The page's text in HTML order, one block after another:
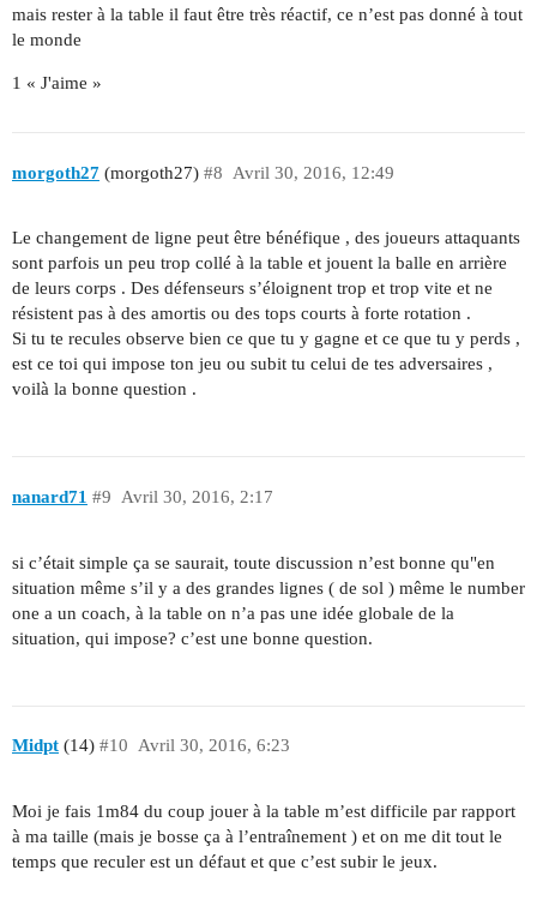
mais rester à la table il faut être très réactif, ce n’est pas donné à tout
le monde
1 « J'aime »
morgoth27 (morgoth27) Avril 30, 2016, 12:49
#8
Le changement de ligne peut être bénéfique , des joueurs attaquants
sont parfois un peu trop collé à la table et jouent la balle en arrière
de leurs corps . Des défenseurs s’éloignent trop et trop vite et ne
résistent pas à des amortis ou des tops courts à forte rotation .
Si tu te recules observe bien ce que tu y gagne et ce que tu y perds ,
est ce toi qui impose ton jeu ou subit tu celui de tes adversaires ,
voilà la bonne question .
nanard71 Avril 30, 2016, 2:17
#9
si c’était simple ça se saurait, toute discussion n’est bonne qu"en
situation même s’il y a des grandes lignes ( de sol ) même le number
one a un coach, à la table on n’a pas une idée globale de la
situation, qui impose? c’est une bonne question.
Midpt (14) Avril 30, 2016, 6:23
#10
Moi je fais 1m84 du coup jouer à la table m’est difficile par rapport
à ma taille (mais je bosse ça à l’entraînement ) et on me dit tout le
temps que reculer est un défaut et que c’est subir le jeux.